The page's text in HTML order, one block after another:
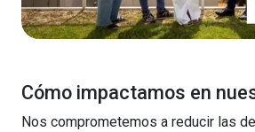
Cómo impactamos en
Nos comprometemos a reducir las